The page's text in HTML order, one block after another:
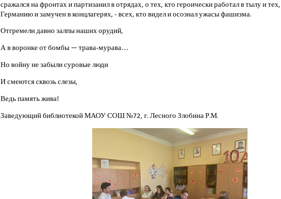
сражался на фронтах и партизанил в отрядах, о тех, кто героически работал в тылу и
Германию и замучен в концлагерях, - всех, кто видел и осознал ужасы фашизма.
Отгремели давно залпы наших орудий,
А в воронке от бомбы — трава-мурава…
Но войну не забыли суровые люди
И смеются сквозь слезы,
Ведь память жива!
Заведующий библиотекой МАОУ СОШ №72, г. Лесного Злобина Р.М.